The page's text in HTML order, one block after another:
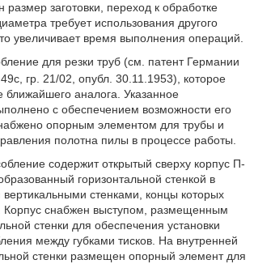
размер заготовки, переход к обработке
требует использования другого
увеличивает время выполнения операций.
для резки труб (см. патент Германии
гр. 21/02, опубл. 30.11.1953), которое
ближайшего аналога. Указанное
с обеспечением возможности его
опорным элементом для трубы и
полотна пилы в процессе работы.
содержит открытый сверху корпус П-
горизонтальной стенкой в
стенками, концы которых
Корпус снабжен выступом, размещенным
стенки для обеспечения установки
между губками тисков. На внутренней
стенки размещен опорный элемент для